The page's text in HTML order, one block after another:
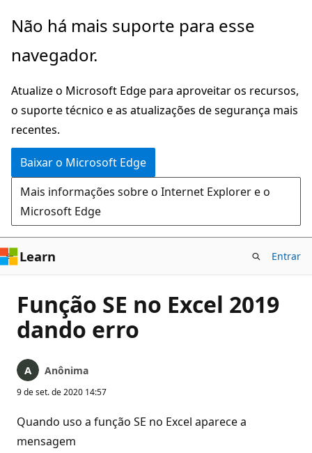
Pular
o
principal
Não há mais suporte para esse
navegador.
Atualize o Microsoft Edge para aproveitar os recursos,
o suporte técnico e as atualizações de segurança mais
recentes.
Baixar o Microsoft Edge
Mais informações sobre o Internet Explorer e o
Microsoft Edge
Learn Entrar
Função SE no Excel 2019
dando erro
Anônima
9 de set. de 2020 14:57
Quando uso a função SE no Excel aparece a
mensagem